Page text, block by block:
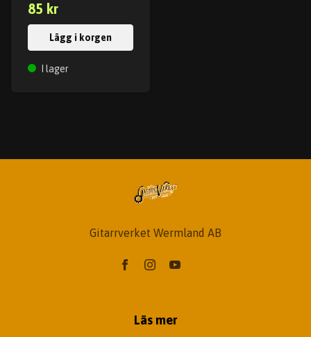
85 kr
Lägg i korgen
I lager
Gitarrverket Wermland AB
Läs mer